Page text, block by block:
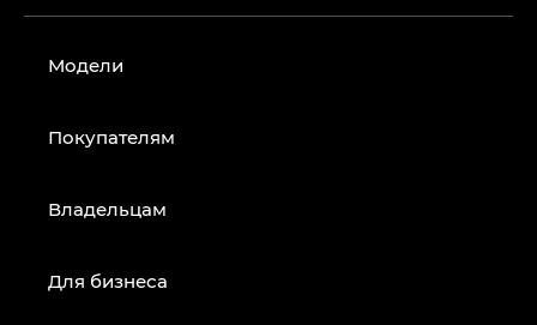
Модели
Покупателям
Владельцам
Для бизнеса